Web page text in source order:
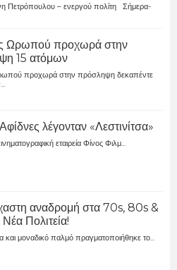
Πετρόπουλου – ενεργού πολίτη Σήμερα-
Ωρωπού προχωρά στην
15 ατόμων
προχωρά στην πρόσληψη δεκαπέντε
λέγονταν «Λεστινίτσα»
εταιρεία Φίνος Φιλμ...
αναδρομή στα 70s, 80s &
Πολιτεία!
και μοναδικό παλμό πραγματοποιήθηκε το...